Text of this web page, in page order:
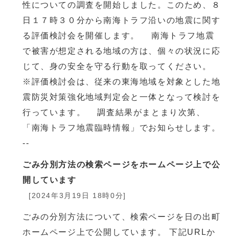
性についての調査を開始しました。このため、８
日１７時３０分から南海トラフ沿いの地震に関す
る評価検討会を開催します。 南海トラフ地震
で被害が想定される地域の方は、個々の状況に応
じて、身の安全を守る行動を取ってください。
※評価検討会は、従来の東海地域を対象とした地
震防災対策強化地域判定会と一体となって検討を
行っています。 調査結果がまとまり次第、
「南海トラフ地震臨時情報」でお知らせします。
--
ごみ分別方法の検索ページをホームページ上で公
開しています
[2024年3月19日 18時0分]
ごみの分別方法について、検索ページを日の出町
ホームページ上で公開しています。 下記URLか